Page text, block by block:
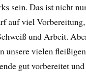
sein. Das ist nicht
auf viel
und Arbeit.
unsere vielen
gut vorbereitet